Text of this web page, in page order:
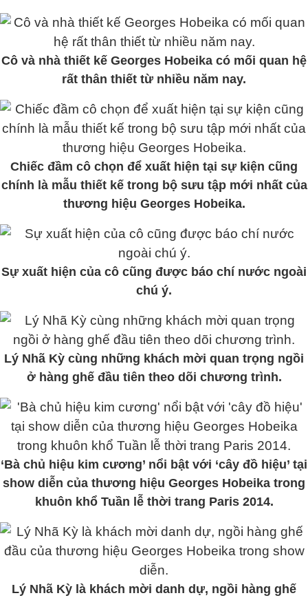
Cô và nhà thiết kế Georges Hobeika có mối quan hệ
rất thân thiết từ nhiều năm nay.
Chiếc đầm cô chọn để xuất hiện tại sự kiện cũng
chính là mẫu thiết kế trong bộ sưu tập mới nhất của
thương hiệu Georges Hobeika.
Sự xuất hiện của cô cũng được báo chí nước ngoài
chú ý.
Lý Nhã Kỳ cùng những khách mời quan trọng ngồi
ở hàng ghế đầu tiên theo dõi chương trình.
‘Bà chủ hiệu kim cương’ nổi bật với ‘cây đồ hiệu’ tại
show diễn của thương hiệu Georges Hobeika trong
khuôn khổ Tuần lễ thời trang Paris 2014.
Lý Nhã Kỳ là khách mời danh dự, ngồi hàng ghế